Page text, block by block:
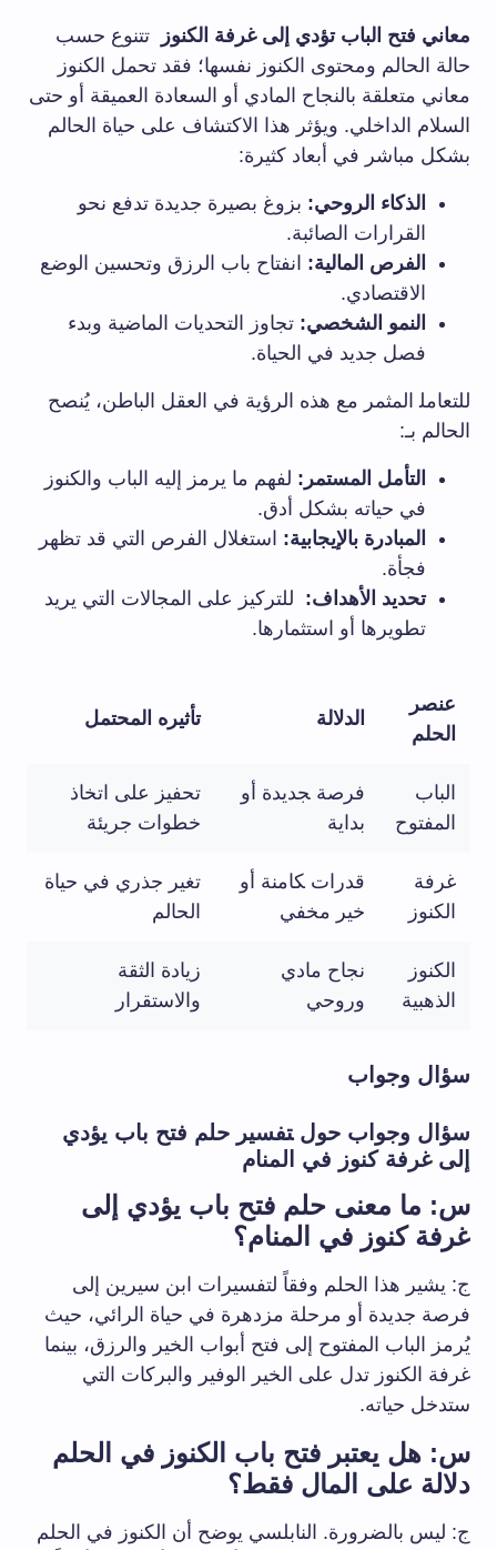
معاني فتح الباب تؤدي إلى غرفة الكنوز
⁤ تتنوع حسب
حالة‌ الحالم ​ومحتوى الكنوز نفسها؛ فقد تحمل الكنوز
معاني متعلقة بالنجاح المادي أو ​السعادة العميقة أو حتى
السلام ‌الداخلي. ويؤثر ⁢هذا ⁣الاكتشاف على​ حياة الحالم
بشكل مباشر في أبعاد كثيرة:
الذكاء الروحي: بزوغ بصيرة جديدة تدفع نحو
القرارات الصائبة.
الفرص المالية: انفتاح باب الرزق ​وتحسين الوضع
الاقتصادي.
النمو الشخصي: تجاوز التحديات الماضية وبدء
فصل جديد في الحياة.
للتعامل‍ المثمر مع هذه الرؤية⁤ في العقل الباطن، يُنصح
الحالم⁢ بـ:
التأمل المستمر: لفهم​ ما يرمز إليه الباب والكنوز
في حياته بشكل أدق.
المبادرة بالإيجابية: استغلال⁣ الفرص التي قد‌ تظهر
فجأة.
تحديد الأهداف: ‍ للتركيز على المجالات التي​ يريد
تطويرها⁤ أو استثمارها.
عنصر
الحلم
الدلالة تأثيره ⁢المحتمل
الباب
المفتوح
فرصة ‍جديدة أو ​
بداية
تحفيز على اتخاذ
خطوات جريئة
غرفة
الكنوز
قدرات ‍كامنة أو
خير مخفي
تغير جذري في حياة
الحالم
الكنوز
الذهبية
نجاح مادي⁣
وروحي
زيادة الثقة‌
والاستقرار
سؤال وجواب
سؤال وجواب⁤ حول ‍تفسير حلم فتح باب يؤدي
إلى غرفة كنوز في ⁢المنام
س: ما معنى حلم فتح باب‌ يؤدي إلى
غرفة كنوز في ⁣المنام؟
ج: يشير هذا الحلم وفقاً لتفسيرات ابن سيرين إلى
فرصة جديدة أو مرحلة مزدهرة في حياة​ الرائي، حيث
يُرمز الباب⁣ المفتوح إلى فتح أبواب الخير والرزق، بينما
غرفة الكنوز تدل على الخير الوفير والبركات التي
ستدخل حياته.
س: هل يعتبر فتح باب الكنوز ​في الحلم
دلالة⁣ على المال فقط؟
ج: ليس بالضرورة. النابلسي يوضح أن الكنوز في⁤ الحلم